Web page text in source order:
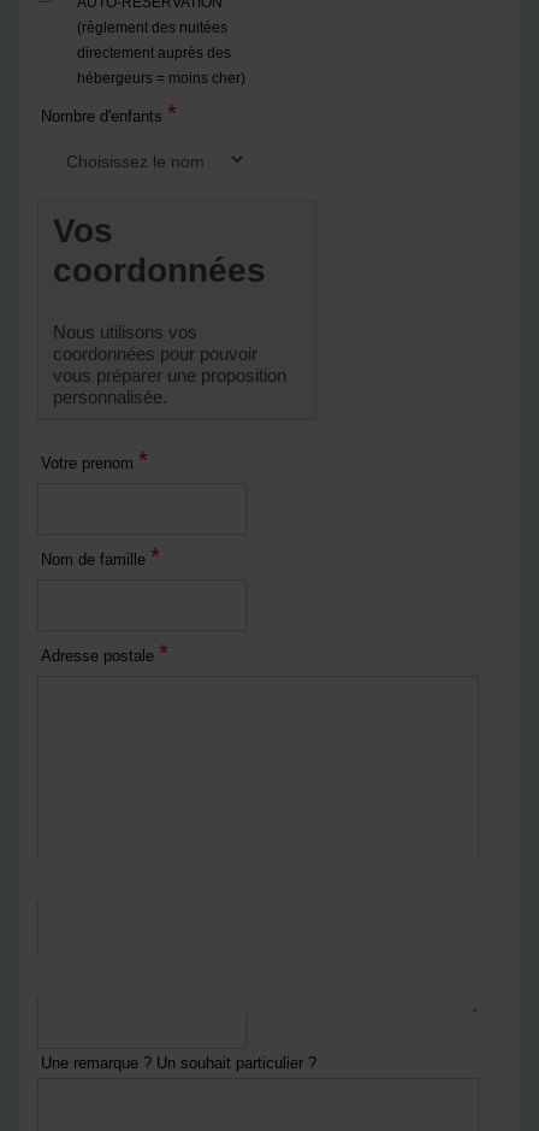
(règlement des nuitées
directement auprès des
hébergeurs = moins cher)
Nombre d'enfants *
Vos
coordonnées
Nous utilisons vos
coordonnées pour pouvoir
vous préparer une proposition
personnalisée.
Votre prenom *
Nom de famille *
Adresse postale *
Une remarque ? Un souhait particulier ?